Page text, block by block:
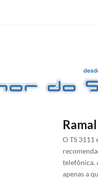
O TS 3111
telefônica.
apenas a